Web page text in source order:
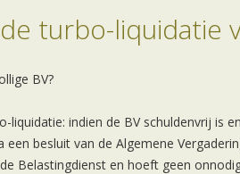
turbo-liquidatie
BV?
liquidatie: indien de BV schuldenvrij is
een besluit van de Algemene
Belastingdienst en hoeft geen